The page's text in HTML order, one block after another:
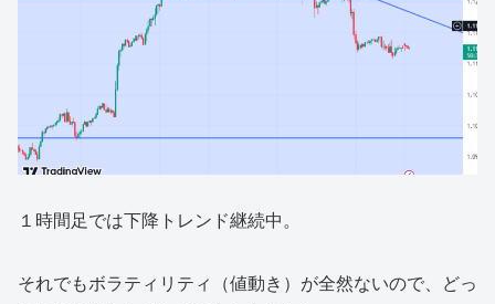
１時間足では下降トレンド継続中。
それでもボラティリティ（値動き）が全然ないので、どっ